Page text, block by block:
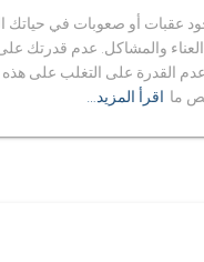
عقبات أو صعوبات في حياتك
والمشاكل. عدم قدرتك
القدرة على التغلب على هذه
ما اقرأ المزيد…